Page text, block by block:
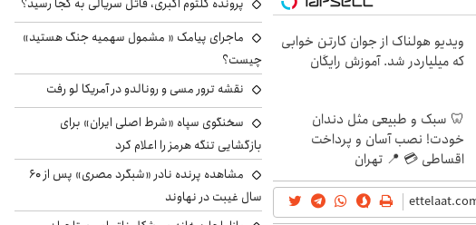
ویدیو هولناک از جوان کارتن خوابی
که میلیاردر شد. آموزش رایگان
🦷 سبک و طبیعی مثل دندان
خودت! نصب آسان و پرداخت
اقساطی 💳 📍 تهران
ماجرای پیامک « مشمول سهمیه جنگ هستید»
چیست؟
نقشه ترور مسی و رونالدو در آمریکا لو رفت
سخنگوی سپاه «شرط اصلی ایران» برای
بازگشایی تنگه هرمز را اعلام کرد
مشاهده پرنده نادر «شبگرد مصری» پس از ۶۰
سال غیبت در نهاوند